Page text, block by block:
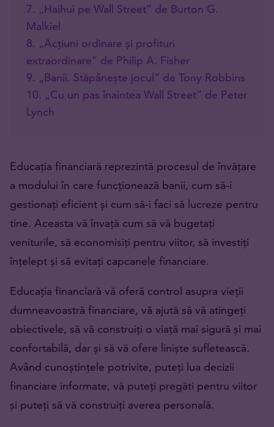
7. „Haihui pe Wall Street” de Burton G.
Malkiel
8. „Acțiuni ordinare și profituri
extraordinare” de Philip A. Fisher
9. „Banii. Stăpânește jocul” de Tony Robbins
10. „Cu un pas înaintea Wall Street” de Peter
Lynch
Educația financiară reprezintă procesul de învățare
a modului în care funcționează banii, cum să-i
gestionați eficient și cum să-i faci să lucreze pentru
tine. Aceasta vă învață cum să vă bugetați
veniturile, să economisiți pentru viitor, să investiți
înțelept și să evitați capcanele financiare.
Educația financiară vă oferă control asupra vieții
dumneavoastră financiare, vă ajută să vă atingeți
obiectivele, să vă construiți o viață mai sigură și mai
confortabilă, dar și să vă ofere liniște sufletească.
Având cunoștințele potrivite, puteți lua decizii
financiare informate, vă puteți pregăti pentru viitor
și puteți să vă construiți averea personală.